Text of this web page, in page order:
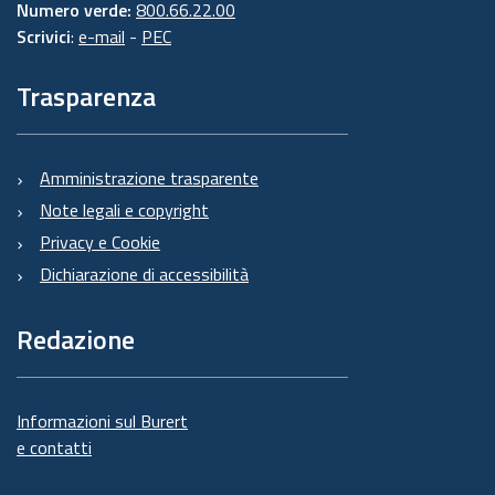
Numero verde: 800.66.22.00
Scrivici: e-mail - PEC
Trasparenza
Amministrazione trasparente
Note legali e copyright
Privacy e Cookie
Dichiarazione di accessibilità
Redazione
Informazioni sul Burert
e contatti